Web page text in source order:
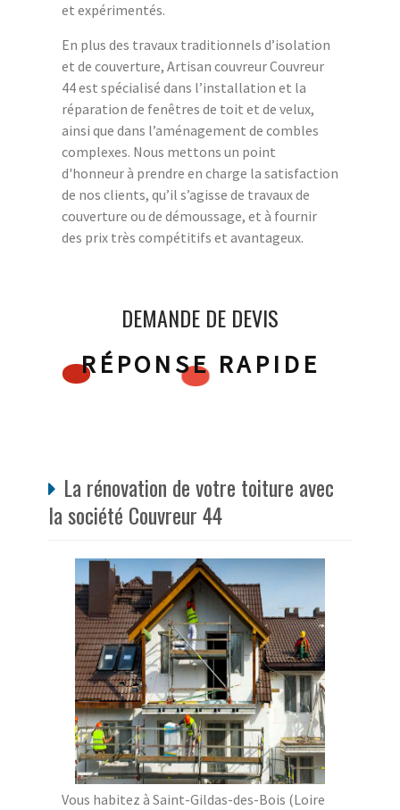
et expérimentés.
En plus des travaux traditionnels d’isolation
et de couverture, Artisan couvreur Couvreur
44 est spécialisé dans l’installation et la
réparation de fenêtres de toit et de velux,
ainsi que dans l’aménagement de combles
complexes. Nous mettons un point
d'honneur à prendre en charge la satisfaction
de nos clients, qu’il s’agisse de travaux de
couverture ou de démoussage, et à fournir
des prix très compétitifs et avantageux.
DEMANDE DE DEVIS
RÉPONSE RAPIDE
La rénovation de votre toiture avec
la société Couvreur 44
Vous habitez à Saint-Gildas-des-Bois (Loire